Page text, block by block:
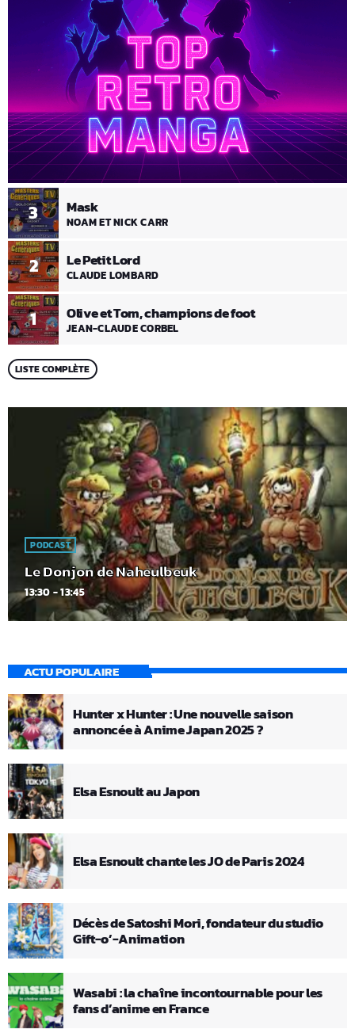
1 Olive et Tom, champions de foot
JEAN-CLAUDE CORBEL
2 Le Petit Lord
CLAUDE LOMBARD
3 Mask
NOAM ET NICK CARR
LISTE COMPLÈTE
PODCAST
Le Donjon de Naheulbeuk
13:30 - 13:45
ACTU POPULAIRE
Hunter x Hunter : Une nouvelle saison
annoncée à Anime Japan 2025 ?
Elsa Esnoult au Japon
Elsa Esnoult chante les JO de Paris 2024
Décès de Satoshi Mori, fondateur du studio
Gift-o’-Animation
Wasabi : la chaîne incontournable pour les
fans d’anime en France